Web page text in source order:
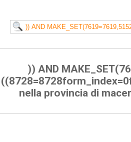
)) AND
nella provincia di